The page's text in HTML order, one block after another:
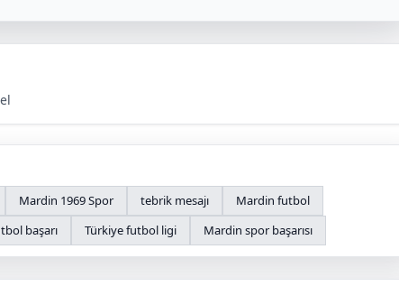
Mardin 1969 Spor tebrik mesajı
Mardin futbol
başarı Türkiye futbol ligi Mardin spor başarısı